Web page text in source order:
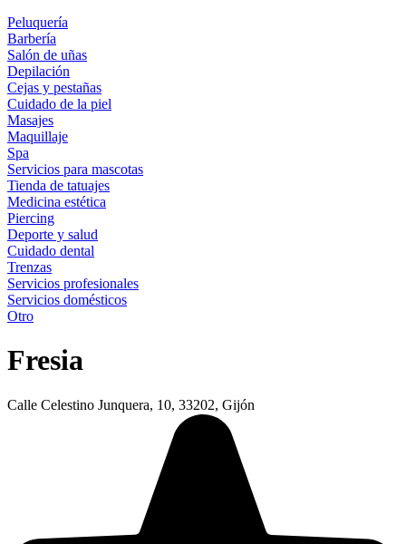
Peluquería
Barbería
Salón de uñas
Depilación
Cejas y pestañas
Cuidado de la piel
Masajes
Maquillaje
Spa
Servicios para mascotas
Tienda de tatuajes
Medicina estética
Piercing
Deporte y salud
Cuidado dental
Trenzas
Servicios profesionales
Servicios domésticos
Otro
Fresia
Calle Celestino Junquera, 10, 33202, Gijón